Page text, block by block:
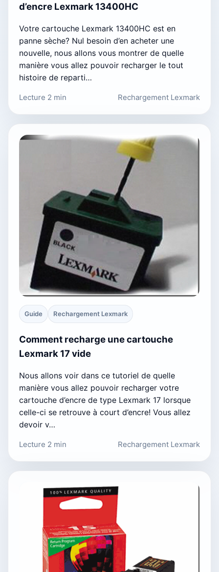
d’encre Lexmark 13400HC
Votre cartouche Lexmark 13400HC est en
panne sèche? Nul besoin d’en acheter une
nouvelle, nous allons vous montrer de quelle
manière vous allez pouvoir recharger le tout
histoire de reparti…
Lecture 2 min Rechargement Lexmark
Guide Rechargement Lexmark
Comment recharge une cartouche
Lexmark 17 vide
Nous allons voir dans ce tutoriel de quelle
manière vous allez pouvoir recharger votre
cartouche d’encre de type Lexmark 17 lorsque
celle-ci se retrouve à court d’encre! Vous allez
devoir v…
Lecture 2 min Rechargement Lexmark